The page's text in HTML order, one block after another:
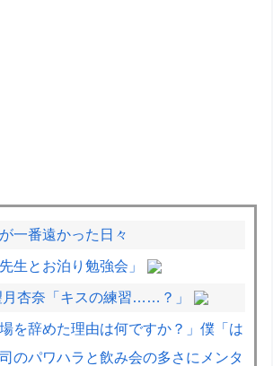
一番遠かった日々
生とお泊り勉強会」
月杏奈「キスの練習……？」
を辞めた理由は何ですか？」僕「は
のパワハラと飲み会の多さにメンタ